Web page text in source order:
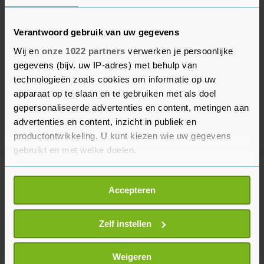
Verantwoord gebruik van uw gegevens
Wij en onze 1022 partners verwerken je persoonlijke
gegevens (bijv. uw IP-adres) met behulp van
technologieën zoals cookies om informatie op uw
apparaat op te slaan en te gebruiken met als doel
gepersonaliseerde advertenties en content, metingen aan
advertenties en content, inzicht in publiek en
productontwikkeling. U kunt kiezen wie uw gegevens
gebruikt en met welke doelen.
Als u het toestaat, willen we ook graag:
Informatie verzamelen over uw geografische
locatie, die tot een paar meter nauwkeurig kan zijn
Uw apparaat identificeren door het actief te
scannen op specifieke eigenschappen (fingerprinting)
Lees meer over hoe uw persoonlijke gegevens worden
Accepteren
Zelf instellen
Weigeren
Meer uit Binnenland
Natuurbrand Herperduin onder
controle, brandweer blijft
nablussen